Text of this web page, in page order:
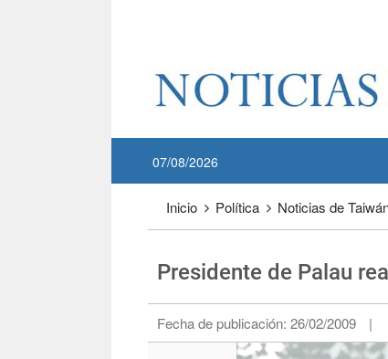
07/08/2026
Inicio Política Noticias de
Presidente de Palau
Fecha de publicación: 26/02/2009 |